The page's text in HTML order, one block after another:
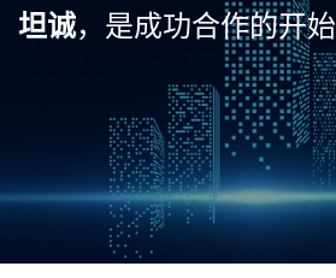
坦诚，是成功合作的开始